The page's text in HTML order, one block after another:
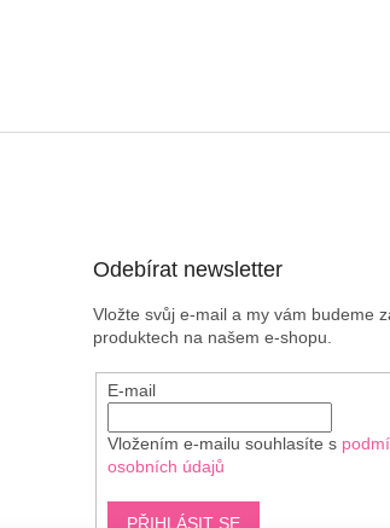
Odebírat newsletter
Vložte svůj e-mail a my vám budeme
produktech na našem e-shopu.
E-mail
Vložením e-mailu souhlasíte s
osobních údajů
PŘIHLÁSIT SE